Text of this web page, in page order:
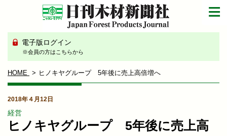
電子版ログイン
※会員の方はこちらから
HOME ヒノキヤグループ 5年後に売上高倍増へ
2018年４月12日
経営
ヒノキヤグループ 5年後に売上高